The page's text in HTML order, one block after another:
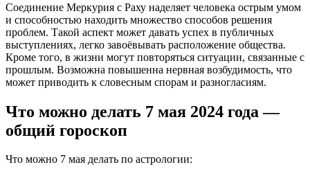
Соединение Меркурия с Раху наделяет человека острым умом
и способностью находить множество способов решения
проблем. Такой аспект может давать успех в публичных
выступлениях, легко завоёвывать расположение общества.
Кроме того, в жизни могут повторяться ситуации, связанные с
прошлым. Возможна повышенна нервная возбудимость, что
может приводить к словесным спорам и разногласиям.
Что можно делать 7 мая 2024 года —
общий гороскоп
Что можно 7 мая делать по астрологии: